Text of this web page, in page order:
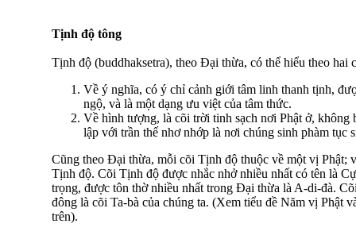
Tịnh độ tông
Tịnh độ (buddhaksetra), theo Ðại thừa, có thể hiểu theo hai
Về ý nghĩa, có ý chỉ cảnh giới tâm linh thanh tịnh,
ngộ, và là một dạng ưu việt của tâm thức.
Về hình tượng, là cõi trời tinh sạch nơi Phật ở, không
lập với trần thế nhơ nhớp là nơi chúng sinh phàm tục
Cũng theo Ðại thừa, mỗi cõi Tịnh độ thuộc về một vị Phật;
Tịnh độ. Cõi Tịnh độ được nhắc nhở nhiều nhất có tên là
trọng, được tôn thờ nhiều nhất trong Ðại thừa là A-di-đà.
đông là cõi Ta-bà của chúng ta. (Xem tiểu đề Năm vị Phật
trên).